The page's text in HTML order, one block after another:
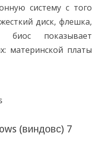
систему с того
диск, флешка,
биос показывает
материнской платы
(виндовс) 7